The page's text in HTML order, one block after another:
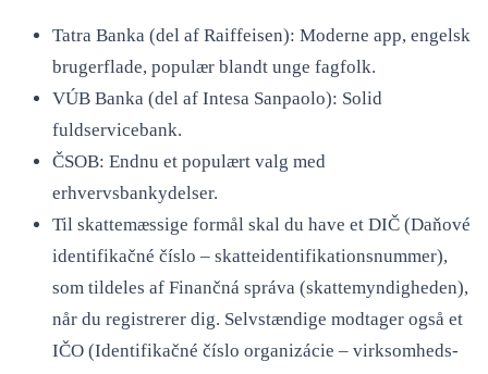
Tatra Banka (del af Raiffeisen): Moderne app, engelsk
brugerflade, populær blandt unge fagfolk.
VÚB Banka (del af Intesa Sanpaolo): Solid
fuldservicebank.
ČSOB: Endnu et populært valg med
erhvervsbankydelser.
Til skattemæssige formål skal du have et DIČ (Daňové
identifikačné číslo – skatteidentifikationsnummer),
som tildeles af Finančná správa (skattemyndigheden),
når du registrerer dig. Selvstændige modtager også et
IČO (Identifikačné číslo organizácie – virksomheds-